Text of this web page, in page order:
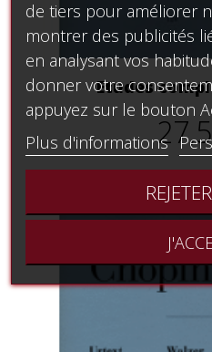
Etudes
de tiers pour améliorer
montrer des publicités
en analysant vos
donner votre
appuyez sur le bouton
Plus d'informations